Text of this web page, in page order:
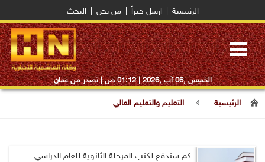
الرئيسية ارسل خبراً من نحن البحث
Toggle
navigation
الخميس ,06 آب ,2026 | 01:12 ص | تصدر من عمان
الرئيسية التعليم والتعليم العالي
كم ستدفع لكتب المرحلة الثانوية للعام الدراسي